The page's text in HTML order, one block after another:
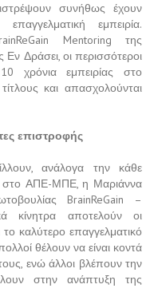
συνήθως έχουν
εμπειρία.
Mentoring της
Δράσει, οι περισσότεροι
χρόνια εμπειρίας στο
και απασχολούνται
επιστροφής
ανάλογα την κάθε
στο ΑΠΕ-ΜΠΕ, η Μαριάννα
BrainReGain –
κίνητρα αποτελούν οι
το καλύτερο επαγγελματικό
θέλουν να είναι κοντά
ενώ άλλοι βλέπουν την
στην ανάπτυξη της